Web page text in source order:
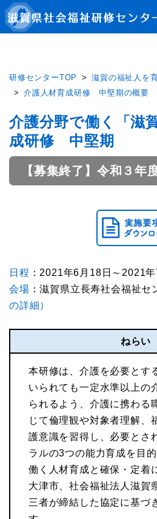
研修センターTOP
滋賀の福祉人を
介護人材育成研修 中堅期の概要
介護分野で働く「滋
成研修 中堅期
【募集終了】令和３年
日程 ：2021年6月18日～2021
会場 ：滋賀県立長寿社会福祉
の詳細）
ねらい
本研修は、介護を必要とす
いられても一定水準以上の
られるよう、介護に携わる
じて倫理観や対象者理解、
護意識を習得し、必要とさ
ラルの3つの能力育成を目
働く人材育成と確保・定着
大津市、社会福祉法人滋賀
三者が締結した協定に基づ